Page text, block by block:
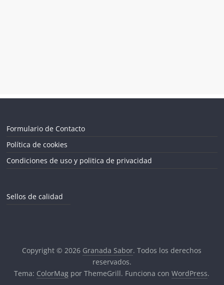
Formulario de Contacto
Política de cookies
Condiciones de uso y politica de privacidad
Sellos de calidad
Copyright © 2026 Granada Sabor. Todos los derechos
reservados.
Tema: ColorMag por ThemeGrill. Funciona conWordPress.